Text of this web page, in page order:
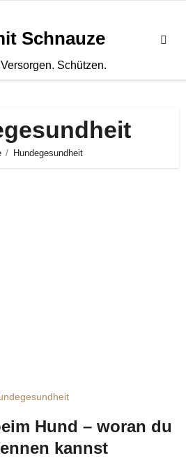
Schnauze
Schützen.
Hundegesundheit
Hund – woran du
kannst